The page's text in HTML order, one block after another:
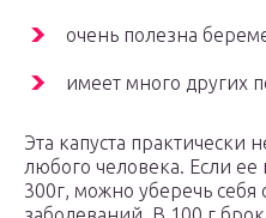
очень полезна
имеет много других
Эта капуста практически
любого человека. Если
300г, можно уберечь себя